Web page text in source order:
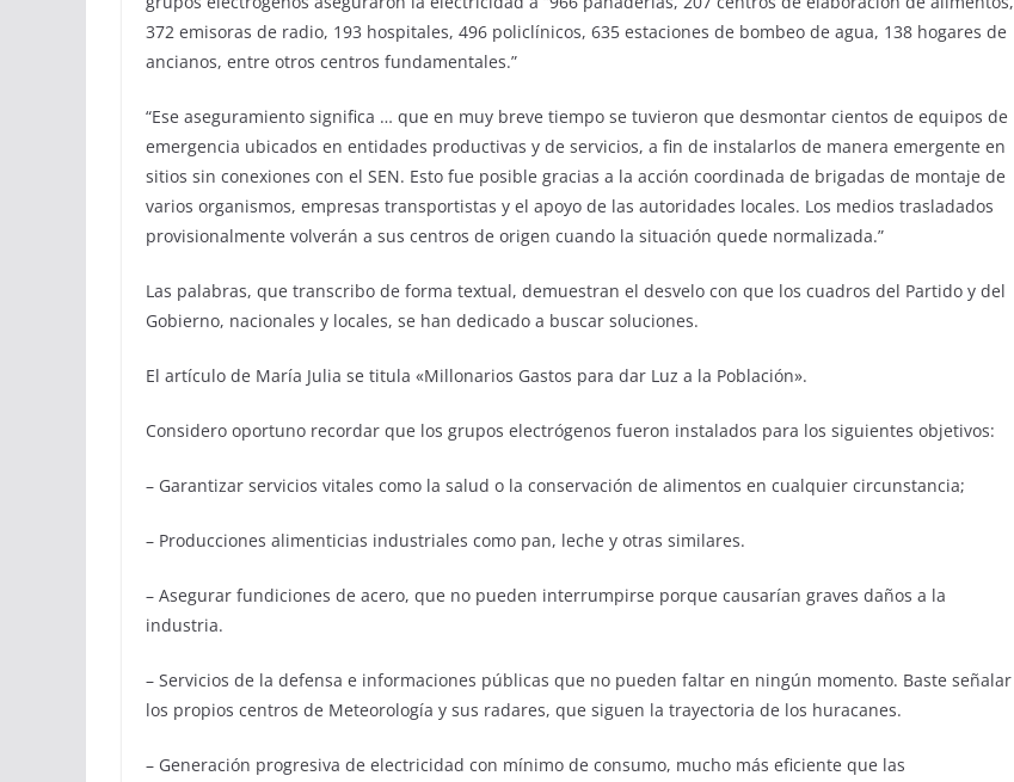
372 emisoras de radio, 193 hospitales, 496 policlínicos, 635 estaciones de bombeo de agua, 138 hogares de
ancianos, entre otros centros fundamentales.”
“Ese aseguramiento significa … que en muy breve tiempo se tuvieron que desmontar cientos de equipos de
emergencia ubicados en entidades productivas y de servicios, a fin de instalarlos de manera emergente en
sitios sin conexiones con el SEN. Esto fue posible gracias a la acción coordinada de brigadas de montaje de
varios organismos, empresas transportistas y el apoyo de las autoridades locales. Los medios trasladados
provisionalmente volverán a sus centros de origen cuando la situación quede normalizada.”
Las palabras, que transcribo de forma textual, demuestran el desvelo con que los cuadros del Partido y del
Gobierno, nacionales y locales, se han dedicado a buscar soluciones.
El artículo de María Julia se titula «Millonarios Gastos para dar Luz a la Población».
Considero oportuno recordar que los grupos electrógenos fueron instalados para los siguientes objetivos:
– Garantizar servicios vitales como la salud o la conservación de alimentos en cualquier circunstancia;
– Producciones alimenticias industriales como pan, leche y otras similares.
– Asegurar fundiciones de acero, que no pueden interrumpirse porque causarían graves daños a la
industria.
– Servicios de la defensa e informaciones públicas que no pueden faltar en ningún momento. Baste señalar
los propios centros de Meteorología y sus radares, que siguen la trayectoria de los huracanes.
– Generación progresiva de electricidad con mínimo de consumo, mucho más eficiente que las